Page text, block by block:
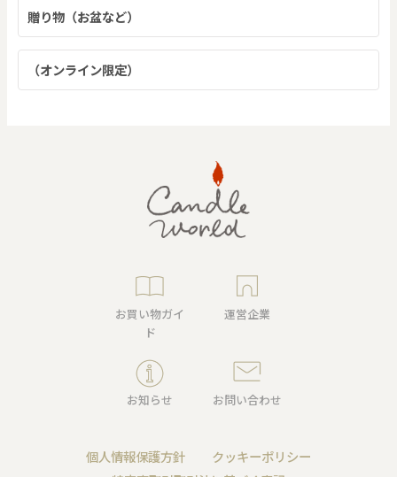
贈り物（お盆など）
（オンライン限定）
お買い物ガイ
ド
運営企業
お知らせ お問い合わせ
個人情報保護方針
クッキーポリシー